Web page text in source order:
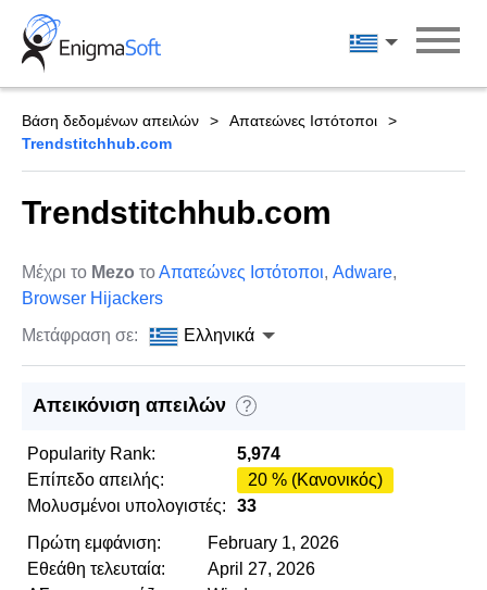
Skip
content
Ελληνικά
Βάση δεδομένων απειλών
Απατεώνες Ιστότοποι
Trendstitchhub.com
Trendstitchhub.com
Μέχρι το Mezo τοΑπατεώνες Ιστότοποι, Adware,
Browser Hijackers
Μετάφραση σε:
Ελληνικά
Απεικόνιση απειλών ?
Popularity Rank:
5,974
Επίπεδο απειλής:
20 % (Κανονικός)
Μολυσμένοι υπολογιστές:
33
Πρώτη εμφάνιση:
February 1, 2026
Εθεάθη τελευταία:
April 27, 2026